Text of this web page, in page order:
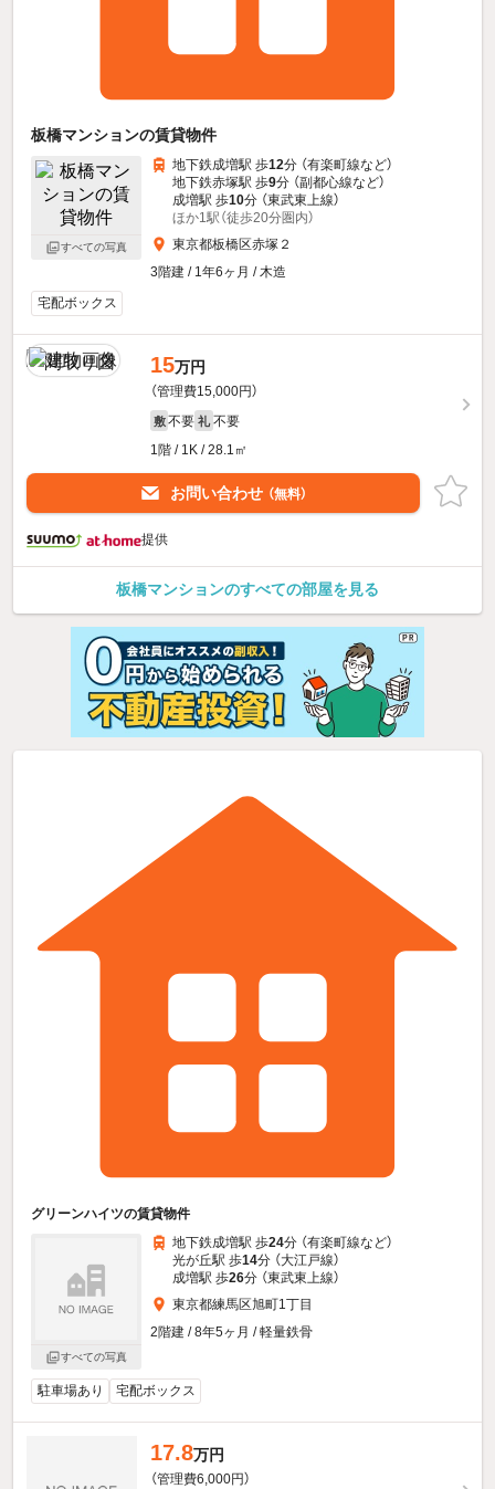
板橋マンションの賃貸物件
すべての写真
地下鉄成増駅 歩12分 （有楽町線など）
地下鉄赤塚駅 歩9分 （副都心線など）
成増駅 歩10分 （東武東上線）
ほか1駅（徒歩20分圏内）
東京都板橋区赤塚２
3階建 / 1年6ヶ月 / 木造
宅配ボックス
15万円
（管理費15,000円）
敷 不要 礼 不要
1階 / 1K / 28.1㎡
お問い合わせ （無料）
提供
板橋マンションのすべての部屋を見る
グリーンハイツの賃貸物件
すべての写真
地下鉄成増駅 歩24分 （有楽町線など）
光が丘駅 歩14分 （大江戸線）
成増駅 歩26分 （東武東上線）
東京都練馬区旭町1丁目
2階建 / 8年5ヶ月 / 軽量鉄骨
駐車場あり 宅配ボックス
17.8万円
（管理費6,000円）